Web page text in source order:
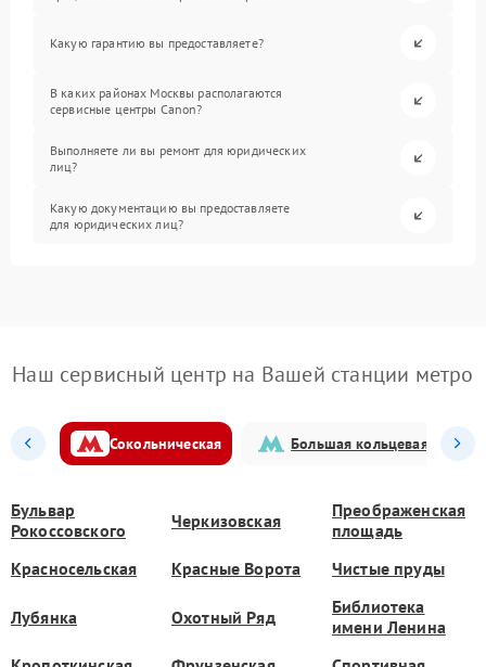
Какую гарантию вы предоставляете?
В каких районах Москвы располагаются
сервисные центры Canon?
Выполняете ли вы ремонт для юридических
лиц?
Какую документацию вы предоставляете
для юридических лиц?
Наш сервисный центр на Вашей станции метро
Сокольническая Большая кольцевая
Бульвар
Рокоссовского
Черкизовская
Преображенская
площадь
Красносельская
Красные Ворота Чистые пруды
Лубянка Охотный Ряд
Библиотека
имени Ленина